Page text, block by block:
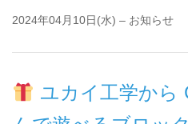
2024年04月10日(水) – お知らせ
ユカイ工学から